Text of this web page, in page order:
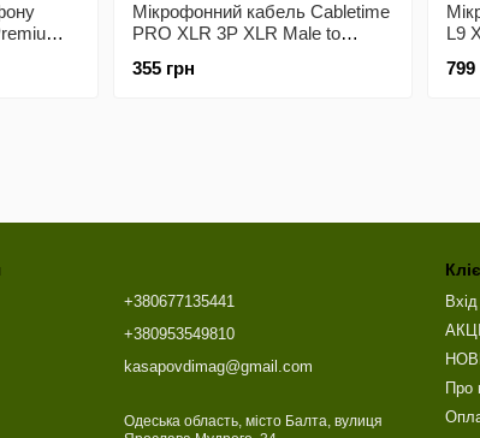
Мікрофонний кабель Cabletime
PRO XLR 3P XLR Male to
355 грн
L9
799
+380677135441
+380953549810
kasapovdimag@gmail.com
Одеська область, місто Балта, вулиця
АКЦІЇ
Про